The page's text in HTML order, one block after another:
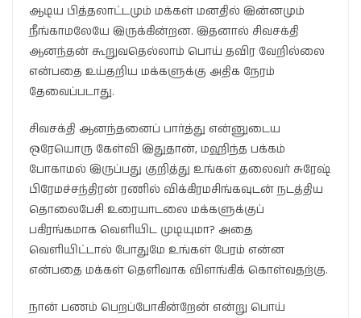
ஆடிய பித்தலாட்டமும் மக்கள் மனதில் இன்னமும்
நீங்காமலேயே இருக்கின்றன. இதனால் சிவசக்தி
ஆனந்தன் கூறுவதெல்லாம் பொய் தவிர வேறில்லை
என்பதை உய்தறிய மக்களுக்கு அதிக நேரம்
தேவைப்படாது.
சிவசக்தி ஆனந்தனைப் பார்த்து என்னுடைய
ஒரேயொரு கேள்வி இதுதான், மஹிந்த பக்கம்
போகாமல் இருப்பது குறித்து உங்கள் தலைவர் சுரேஷ்
பிரேமச்சந்திரன் ரணில் விக்கிரமசிங்கவுடன் நடத்திய
தொலைபேசி உரையாடலை மக்களுக்குப்
பகிரங்கமாக வெளியிட முடியுமா? அதை
வெளியிட்டால் போதுமே உங்கள் பேரம் என்ன
என்பதை மக்கள் தெளிவாக விளங்கிக் கொள்வதற்கு.
நான் பணம் பெறப்போகின்றேன் என்று பொய்